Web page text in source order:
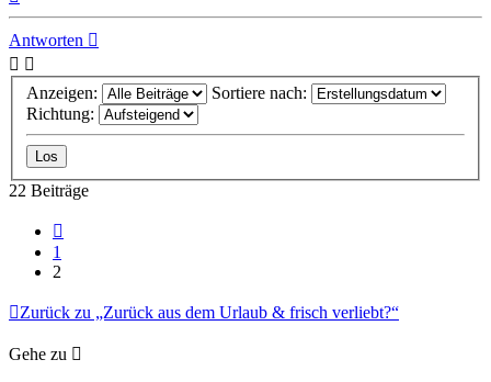
Antworten
Anzeigen:
Sortiere nach:
Richtung:
22 Beiträge
1
2
Zurück zu „Zurück aus dem Urlaub & frisch verliebt?“
Gehe zu